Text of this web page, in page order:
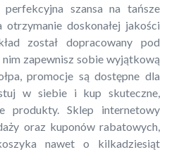
szansa na tańsze
doskonałej jakości
został dopracowany pod
zapewnisz sobie wyjątkową
promocje są dostępne dla
w siebie i kup skuteczne,
produkty. Sklep internetowy
oraz kuponów rabatowych,
nawet o kilkadziesiąt